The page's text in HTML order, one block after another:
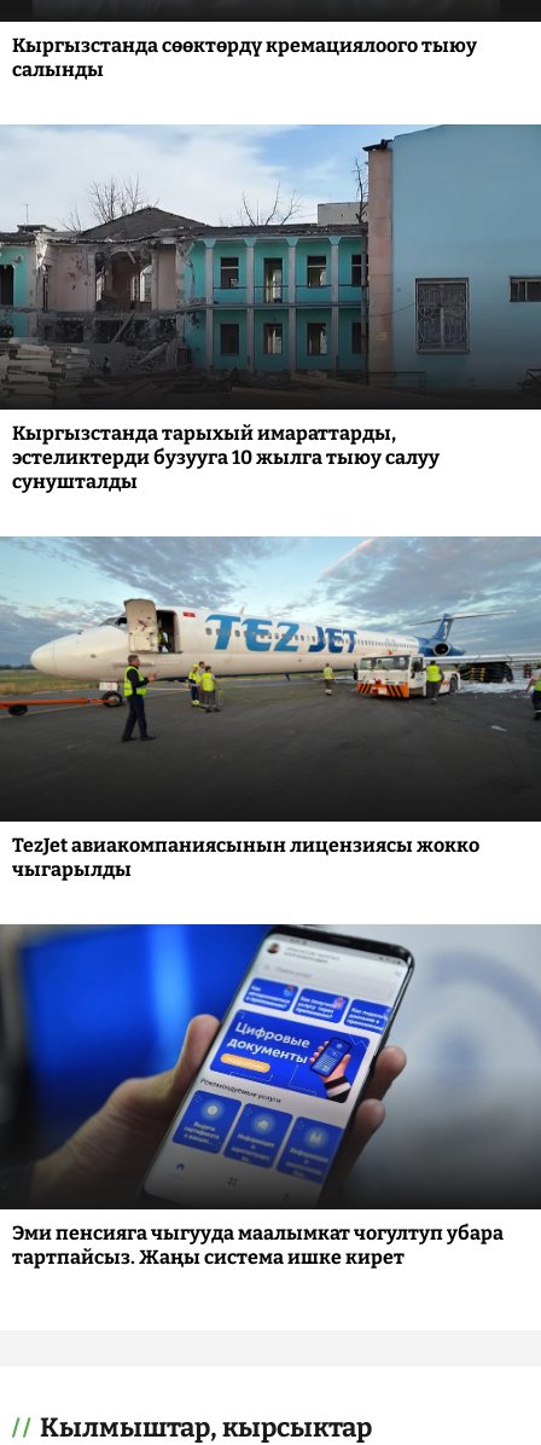
Кыргызстанда сөөктөрдү кремациялоого тыюу
салынды
Кыргызстанда тарыхый имараттарды,
эстеликтерди бузууга 10 жылга тыюу салуу
сунушталды
TezJet авиакомпаниясынын лицензиясы жокко
чыгарылды
Эми пенсияга чыгууда маалымкат чогултуп убара
тартпайсыз. Жаңы система ишке кирет
Кылмыштар, кырсыктар